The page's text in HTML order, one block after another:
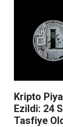
Kripto
Ezildi: 24
Tasfiye